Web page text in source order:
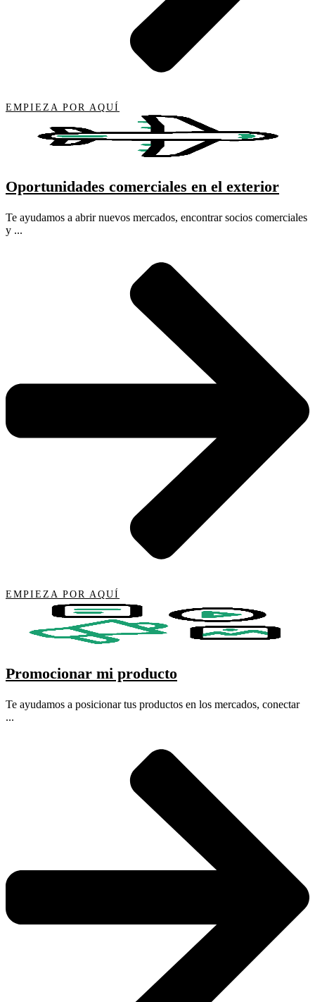
EMPIEZA POR AQUÍ
Oportunidades comerciales en el exterior
Te ayudamos a abrir nuevos mercados, encontrar socios comerciales
y ...
EMPIEZA POR AQUÍ
Promocionar mi producto
Te ayudamos a posicionar tus productos en los mercados, conectar
...